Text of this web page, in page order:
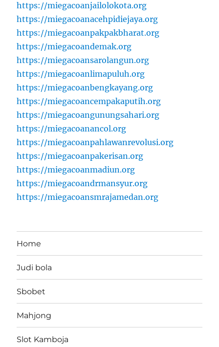
https://miegacoanjailolokota.org
https://miegacoanacehpidiejaya.org
https://miegacoanpakpakbharat.org
https://miegacoandemak.org
https://miegacoansarolangun.org
https://miegacoanlimapuluh.org
https://miegacoanbengkayang.org
https://miegacoancempakaputih.org
https://miegacoangunungsahari.org
https://miegacoanancol.org
https://miegacoanpahlawanrevolusi.org
https://miegacoanpakerisan.org
https://miegacoanmadiun.org
https://miegacoandrmansyur.org
https://miegacoansmrajamedan.org
Home
Judi bola
Sbobet
Mahjong
Slot Kamboja